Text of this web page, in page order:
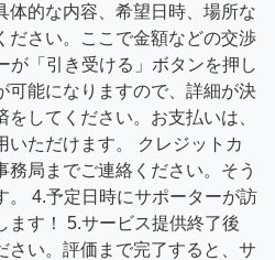
体的な内容、希望日時、場所な
ださい。ここで金額などの交渉
が「引き受ける」ボタンを押し
可能になりますので、詳細が決
してください。お支払いは、
いただけます。 クレジットカ
務局までご連絡ください。そう
。 4.予定日時にサポーターが訪
ます！ 5.サービス提供終了後
さい。評価まで完了すると、サ